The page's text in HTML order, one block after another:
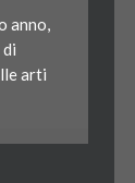
anno,
arti